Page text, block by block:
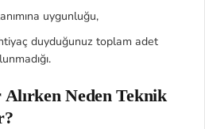
uygunluğu,
duyduğunuz toplam adet
Neden Teknik